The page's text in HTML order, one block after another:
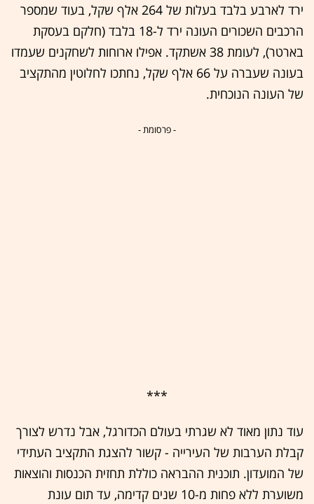
ירד לארבע בלבד בעלות של 264 אלף שקל, בעוד שמספר
הרכבים השכורים העונה ירד ל-18 בלבד (חלקם בעסקת
בארטר), לעומת 38 אשתקד. אפילו ארוחות לשחקנים שעמדו
בעונה שעברה על 66 אלף שקל, נחתכו לחלוטין מהתקציב
של העונה הנוכחית.
- פרסומת -
***
עוד נתון מאוד לא שגרתי בעולם הכדורגל, אבל נדרש לצורך
קבלת הערבות של העירייה - קשור להצגת התקציב העתידי
של המועדון. תוכנית ההבראה כוללת תחזית הכנסות והוצאות
משוערת ללא פחות מ-10 שנים קדימה, עד תום עונת